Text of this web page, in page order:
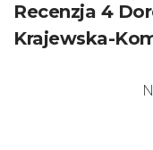
Recenzja 4
Krajewska-